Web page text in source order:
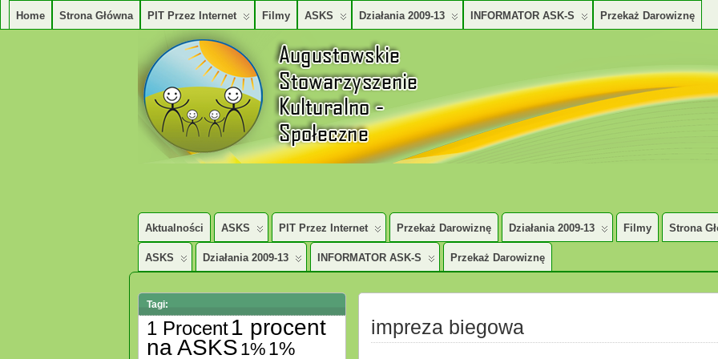
Home Strona Główna PIT Przez Internet Filmy ASKS Działania 2009-13 INFORMATOR ASK-S Przekaż Darowiznę
AUGUSTOWSKIE STOWARZYSZENE KULTURALNO – SPOŁECZNE
Aktualności ASKS PIT Przez Internet Przekaż Darowiznę Działania 2009-13 Filmy Strona
ASKS Działania 2009-13 INFORMATOR ASK-S Przekaż Darowiznę
impreza biegowa
Tagi:
1 Procent1 procent
na ASKS 1% 1%